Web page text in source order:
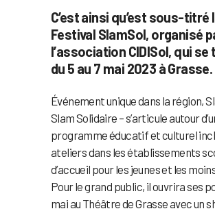
C’est ainsi qu’est sous-titré
Festival SlamSol, organisé
l’association CIDISol, qui se
du 5 au 7 mai 2023 à Grasse.
Événement unique dans la région,
Slam Solidaire – s’articule autour
programme éducatif et culturel
ateliers dans les établissements
d’accueil pour les jeunes et les
Pour le grand public, il ouvrira ses
mai au Théâtre de Grasse avec un